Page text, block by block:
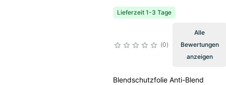
Lieferzeit 1-3 Tage
0
Alle
Bewertungen
anzeigen
Blendschutzfolie Anti-Blend